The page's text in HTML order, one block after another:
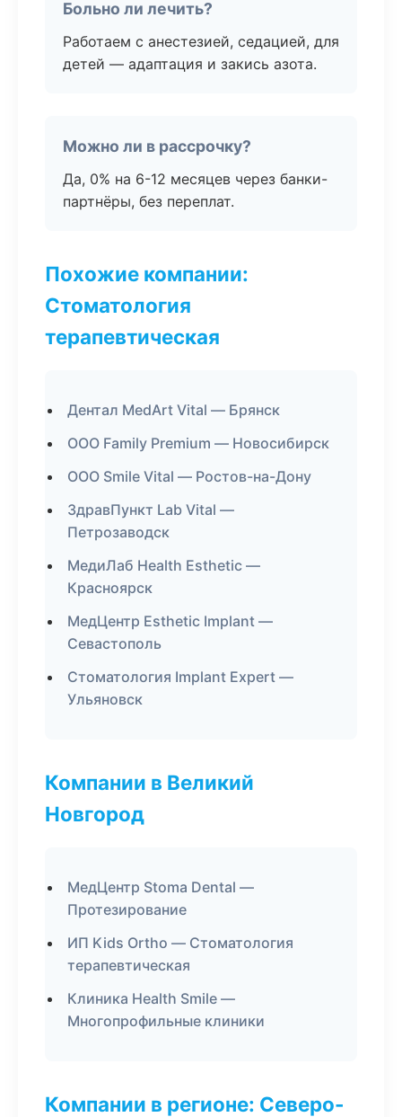
Больно ли лечить?
Работаем с анестезией, седацией, для
детей — адаптация и закись азота.
Можно ли в рассрочку?
Да, 0% на 6-12 месяцев через банки-
партнёры, без переплат.
Похожие компании:
Стоматология
терапевтическая
Дентал MedArt Vital — Брянск
ООО Family Premium — Новосибирск
ООО Smile Vital — Ростов-на-Дону
ЗдравПункт Lab Vital —
Петрозаводск
МедиЛаб Health Esthetic —
Красноярск
МедЦентр Esthetic Implant —
Севастополь
Стоматология Implant Expert —
Ульяновск
Компании в Великий
Новгород
МедЦентр Stoma Dental —
Протезирование
ИП Kids Ortho — Стоматология
терапевтическая
Клиника Health Smile —
Многопрофильные клиники
Компании в регионе: Северо-